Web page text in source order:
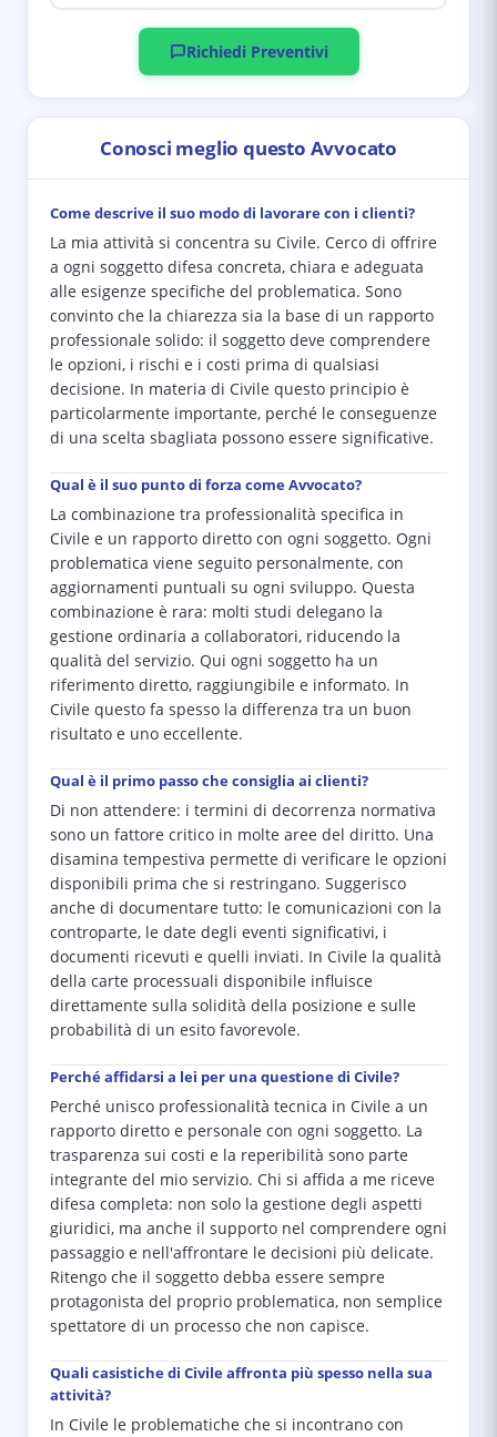
Richiedi Preventivi
Conosci meglio questo Avvocato
Come descrive il suo modo di lavorare con i clienti?
La mia attività si concentra su Civile. Cerco di offrire
a ogni soggetto difesa concreta, chiara e adeguata
alle esigenze specifiche del problematica. Sono
convinto che la chiarezza sia la base di un rapporto
professionale solido: il soggetto deve comprendere
le opzioni, i rischi e i costi prima di qualsiasi
decisione. In materia di Civile questo principio è
particolarmente importante, perché le conseguenze
di una scelta sbagliata possono essere significative.
Qual è il suo punto di forza come Avvocato?
La combinazione tra professionalità specifica in
Civile e un rapporto diretto con ogni soggetto. Ogni
problematica viene seguito personalmente, con
aggiornamenti puntuali su ogni sviluppo. Questa
combinazione è rara: molti studi delegano la
gestione ordinaria a collaboratori, riducendo la
qualità del servizio. Qui ogni soggetto ha un
riferimento diretto, raggiungibile e informato. In
Civile questo fa spesso la differenza tra un buon
risultato e uno eccellente.
Qual è il primo passo che consiglia ai clienti?
Di non attendere: i termini di decorrenza normativa
sono un fattore critico in molte aree del diritto. Una
disamina tempestiva permette di verificare le opzioni
disponibili prima che si restringano. Suggerisco
anche di documentare tutto: le comunicazioni con la
controparte, le date degli eventi significativi, i
documenti ricevuti e quelli inviati. In Civile la qualità
della carte processuali disponibile influisce
direttamente sulla solidità della posizione e sulle
probabilità di un esito favorevole.
Perché affidarsi a lei per una questione di Civile?
Perché unisco professionalità tecnica in Civile a un
rapporto diretto e personale con ogni soggetto. La
trasparenza sui costi e la reperibilità sono parte
integrante del mio servizio. Chi si affida a me riceve
difesa completa: non solo la gestione degli aspetti
giuridici, ma anche il supporto nel comprendere ogni
passaggio e nell'affrontare le decisioni più delicate.
Ritengo che il soggetto debba essere sempre
protagonista del proprio problematica, non semplice
spettatore di un processo che non capisce.
Quali casistiche di Civile affronta più spesso nella sua
attività?
In Civile le problematiche che si incontrano con